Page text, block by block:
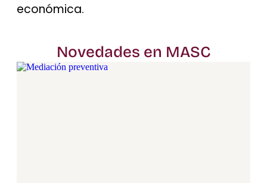
económica.
Novedades en MASC